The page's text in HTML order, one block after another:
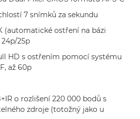
7 snímků za sekundu
(automatické ostření na bázi
25p
HD s ostřením pomocí systému
až 60p
o rozlišení 220 000 bodů s
zdroje (totožný jako u